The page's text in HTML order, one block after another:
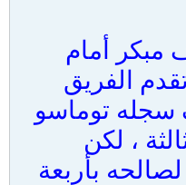
مبكر أمام
الفريق
توماسو
، لكن
بأربعة